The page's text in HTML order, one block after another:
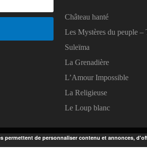
Château hanté
Les Mystères du peuple –
Suleïma
La Grenadière
L’Amour Impossible
La Religieuse
Le Loup blanc
permettent de personnaliser contenu et annonces,